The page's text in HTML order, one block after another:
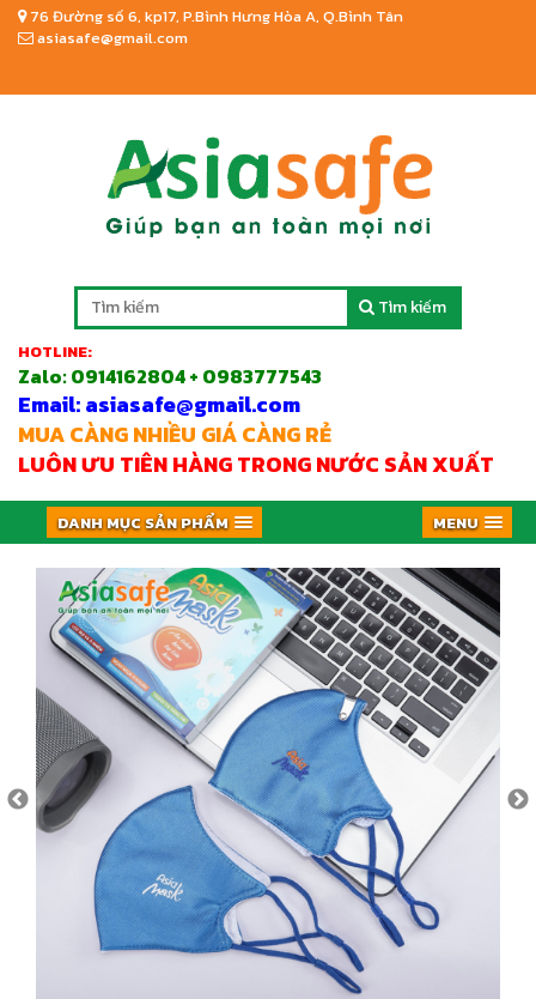
76 Đường số 6, kp17, P.Bình Hưng Hòa A, Q.Bình Tân
asiasafe@gmail.com
Tìm kiếm
HOTLINE:
Zalo:0914162804 + 0983777543
Email: asiasafe@gmail.com
MUA CÀNG NHIỀU GIÁ CÀNG RẺ
LUÔN ƯU TIÊN HÀNG TRONG NƯỚC SẢN XUẤT
DANH MỤC SẢN PHẨM MENU